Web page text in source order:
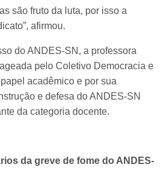
são fruto da luta, por isso a
afirmou.
do ANDES-SN, a professora
pelo Coletivo Democracia e
acadêmico e por sua
e defesa do ANDES-SN
da categoria docente.
da greve de fome do ANDES-